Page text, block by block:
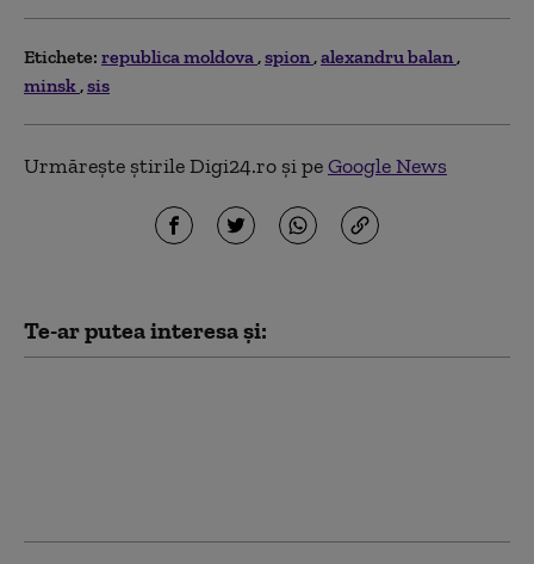
Etichete: republica moldova spion alexandru balan
minsk sis
Urmărește știrile Digi24.ro și peGoogle News
Te-ar putea interesa și: